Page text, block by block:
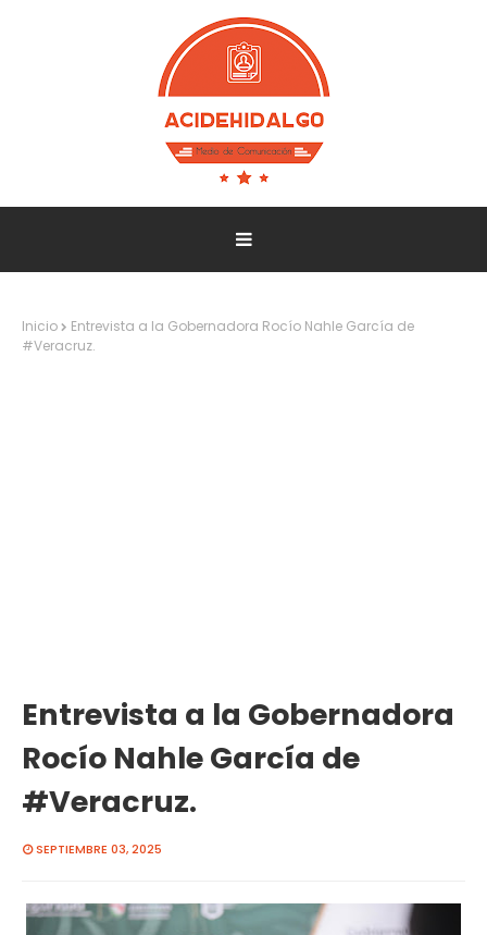
Inicio
Entrevista a la Gobernadora Rocío Nahle García de
#Veracruz.
Entrevista a la Gobernadora
Rocío Nahle García de
#Veracruz.
SEPTIEMBRE 03, 2025